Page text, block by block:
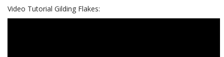
Video Tutorial Gilding Flakes: